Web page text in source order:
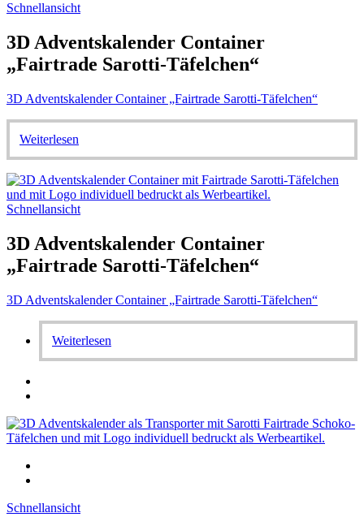
Schnellansicht
3D Adventskalender Container
„Fairtrade Sarotti-Täfelchen“
3D Adventskalender Container „Fairtrade Sarotti-Täfelchen“
Weiterlesen
Schnellansicht
3D Adventskalender Container
„Fairtrade Sarotti-Täfelchen“
3D Adventskalender Container „Fairtrade Sarotti-Täfelchen“
Weiterlesen
Schnellansicht